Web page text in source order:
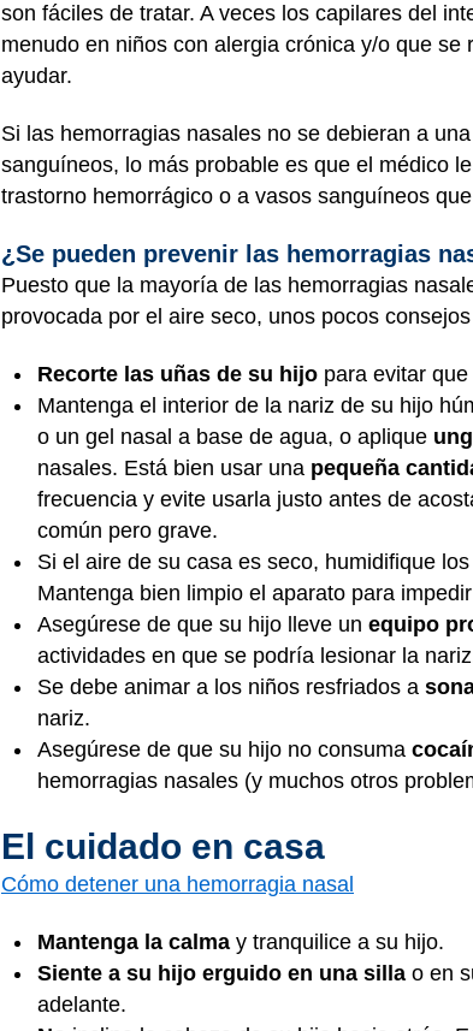
son fáciles de tratar. A veces los capilares del
menudo en niños con alergia crónica y/o que
ayudar.
Si las hemorragias nasales no se debieran a
sanguíneos, lo más probable es que el médico
trastorno hemorrágico o a vasos sanguíneos
¿Se pueden prevenir las hemorragias
Puesto que la mayoría de las hemorragias
provocada por el aire seco, unos pocos
Recorte las uñas de su hijo para evitar
Mantenga el interior de la nariz de su hijo
o un gel nasal a base de agua, o aplique
nasales. Está bien usar una pequeña
frecuencia y evite usarla justo antes de
común pero grave.
Si el aire de su casa es seco, humidifique
Mantenga bien limpio el aparato para
Asegúrese de que su hijo lleve un equipo
actividades en que se podría lesionar la
Se debe animar a los niños resfriados a
nariz.
Asegúrese de que su hijo no consuma
hemorragias nasales (y muchos otros
El cuidado en casa
Cómo detener una hemorragia nasal
Mantenga la calma y tranquilice a su hijo.
Siente a su hijo erguido en una silla o en
adelante.